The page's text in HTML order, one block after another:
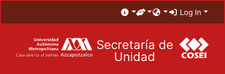
Log In
Secretaría de
Unidad